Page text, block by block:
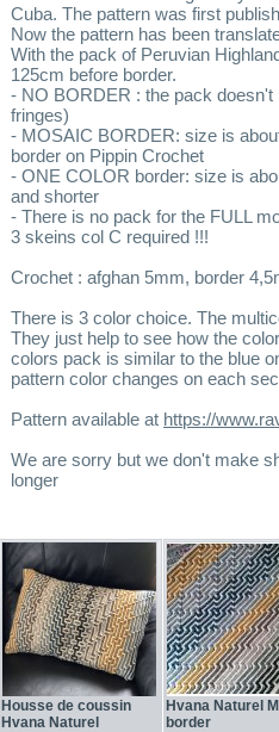
Cuba. The pattern was first
Now the pattern has been
With the pack of Peruvian
125cm before border.
- NO BORDER : the pack
fringes)
- MOSAIC BORDER: size is
border on Pippin Crochet
- ONE COLOR border: size is
and shorter
- There is no pack for the FULL
3 skeins col C required !!!
Crochet : afghan 5mm, border
There is 3 color choice. The
They just help to see how the
colors pack is similar to the blue
pattern color changes on each
Pattern available at https://
We are sorry but we don't make
longer
Housse de coussin
Hvana Naturel
Hvana Naturel
border